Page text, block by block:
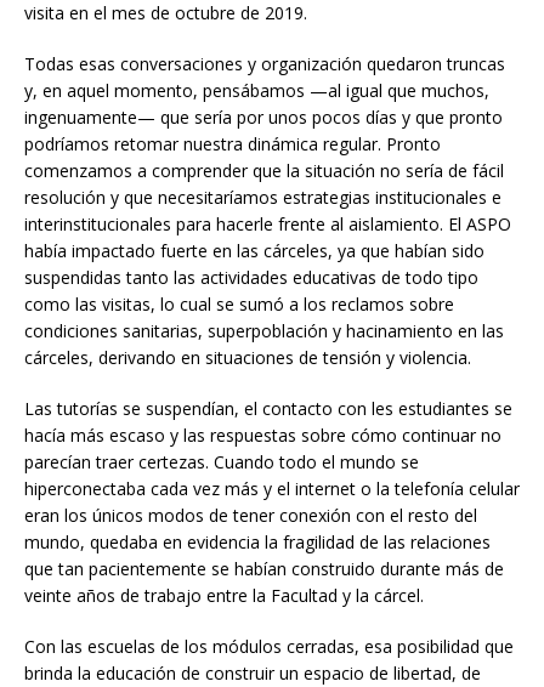
visita en el mes de octubre de 2019.
Todas esas conversaciones y organización quedaron truncas
y, en aquel momento, pensábamos —al igual que muchos,
ingenuamente— que sería por unos pocos días y que pronto
podríamos retomar nuestra dinámica regular. Pronto
comenzamos a comprender que la situación no sería de fácil
resolución y que necesitaríamos estrategias institucionales e
interinstitucionales para hacerle frente al aislamiento. El ASPO
había impactado fuerte en las cárceles, ya que habían sido
suspendidas tanto las actividades educativas de todo tipo
como las visitas, lo cual se sumó a los reclamos sobre
condiciones sanitarias, superpoblación y hacinamiento en las
cárceles, derivando en situaciones de tensión y violencia.
Las tutorías se suspendían, el contacto con les estudiantes se
hacía más escaso y las respuestas sobre cómo continuar no
parecían traer certezas. Cuando todo el mundo se
hiperconectaba cada vez más y el internet o la telefonía celular
eran los únicos modos de tener conexión con el resto del
mundo, quedaba en evidencia la fragilidad de las relaciones
que tan pacientemente se habían construido durante más de
veinte años de trabajo entre la Facultad y la cárcel.
Con las escuelas de los módulos cerradas, esa posibilidad que
brinda la educación de construir un espacio de libertad, de